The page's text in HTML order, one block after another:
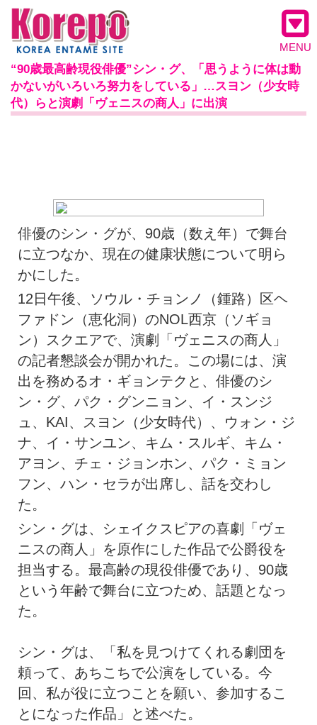
MENU
“90歳最高齢現役俳優”シン・グ、「思うように体は動
かないがいろいろ努力をしている」…スヨン（少女時
代）らと演劇「ヴェニスの商人」に出演
俳優のシン・グが、90歳（数え年）で舞台
に立つなか、現在の健康状態について明ら
かにした。
12日午後、ソウル・チョンノ（鍾路）区ヘ
ファドン（恵化洞）のNOL西京（ソギョ
ン）スクエアで、演劇「ヴェニスの商人」
の記者懇談会が開かれた。この場には、演
出を務めるオ・ギョンテクと、俳優のシ
ン・グ、パク・グンニョン、イ・スンジ
ュ、KAI、スヨン（少女時代）、ウォン・ジ
ナ、イ・サンユン、キム・スルギ、キム・
アヨン、チェ・ジョンホン、パク・ミョン
フン、ハン・セラが出席し、話を交わし
た。
シン・グは、シェイクスピアの喜劇「ヴェ
ニスの商人」を原作にした作品で公爵役を
担当する。最高齢の現役俳優であり、90歳
という年齢で舞台に立つため、話題となっ
た。
シン・グは、「私を見つけてくれる劇団を
頼って、あちこちで公演をしている。今
回、私が役に立つことを願い、参加するこ
とになった作品」と述べた。